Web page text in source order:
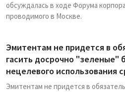
Подписка
обсуждалась в ходе Форума
проводимого в Москве.
Эмитентам не придется в
гасить досрочно "зеленые"
нецелевого использования
Эмитентам не придется в